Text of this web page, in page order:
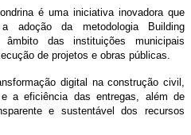
é uma iniciativa inovadora que
adoção da metodologia Building
das instituições municipais
de projetos e obras públicas.
digital na construção civil,
a eficiência das entregas, além de
e sustentável dos recursos